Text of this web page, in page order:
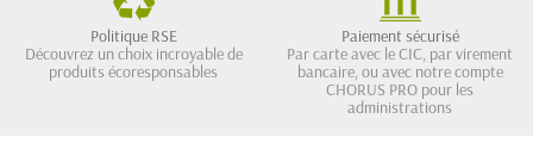
Politique RSE
Découvrez un choix incroyable de
produits écoresponsables
Paiement sécurisé
Par carte avec le CIC, par virement
bancaire, ou avec notre compte
CHORUS PRO pour les
administrations